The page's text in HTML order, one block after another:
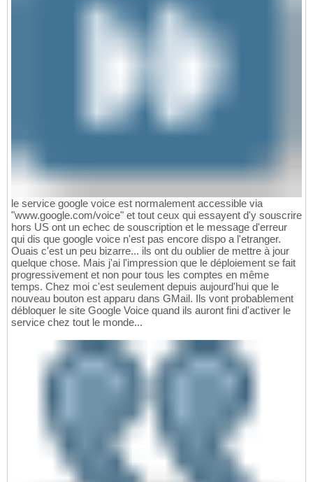
le service google voice est normalement accessible via
"www.google.com/voice" et tout ceux qui essayent d'y souscrire
hors US ont un echec de souscription et le message d'erreur
qui dis que google voice n'est pas encore dispo a l'etranger.
Ouais c'est un peu bizarre... ils ont du oublier de mettre à jour
quelque chose. Mais j'ai l'impression que le déploiement se fait
progressivement et non pour tous les comptes en même
temps. Chez moi c'est seulement depuis aujourd'hui que le
nouveau bouton est apparu dans GMail. Ils vont probablement
débloquer le site Google Voice quand ils auront fini d'activer le
service chez tout le monde...